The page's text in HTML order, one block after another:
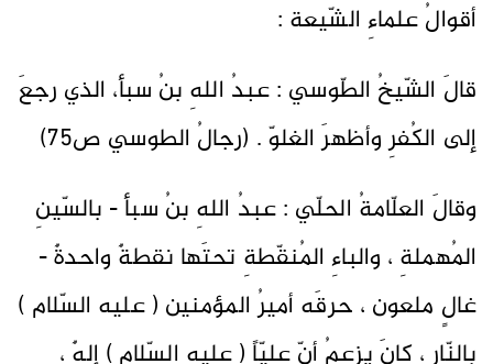
أقوالُ علماءِ الشّيعة :
قالَ الشّيخُ الطّوسي : عبدُ اللهِ بنُ سبأ، الذي رجعَ
إلى الكُفرِ وأظهرَ الغلوّ . (رجالُ الطوسي ص75)
وقالَ العلّامةُ الحلّي : عبدُ اللهِ بنُ سبأ - بالسّينِ
المُهملةِ ، والباءِ المُنقّطةِ تحتَها نقطةٌ واحدةٌ -
غالٍ ملعون ، حرقَه أميرُ المؤمنين ( عليه السّلام )
بالنّار ، كانَ يزعمُ أنّ عليّاً ( عليه السّلام ) إلهٌ ،